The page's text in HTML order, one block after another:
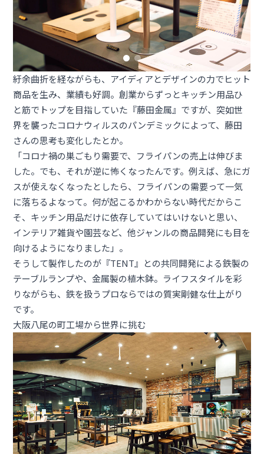
紆余曲折を経ながらも、アイディアとデザインの力でヒット
商品を生み、業績も好調。創業からずっとキッチン用品ひ
と筋でトップを目指していた『藤田金属』ですが、突如世
界を襲ったコロナウィルスのパンデミックによって、藤田
さんの思考も変化したとか。
「コロナ禍の巣ごもり需要で、フライパンの売上は伸びま
した。でも、それが逆に怖くなったんです。例えば、急にガ
スが使えなくなったとしたら、フライパンの需要って一気
に落ちるよなって。何が起こるかわからない時代だからこ
そ、キッチン用品だけに依存していてはいけないと思い、
インテリア雑貨や園芸など、他ジャンルの商品開発にも目を
向けるようになりました」。
そうして製作したのが『TENT』との共同開発による鉄製の
テーブルランプや、金属製の植木鉢。ライフスタイルを彩
りながらも、鉄を扱うプロならではの質実剛健な仕上がり
です。
大阪八尾の町工場から世界に挑む